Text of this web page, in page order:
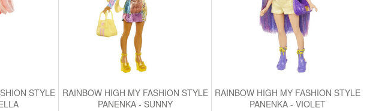
STYLE
RAINBOW HIGH MY FASHION STYLE
PANENKA - SUNNY
RAINBOW HIGH MY FASHION STYLE
PANENKA - VIOLET